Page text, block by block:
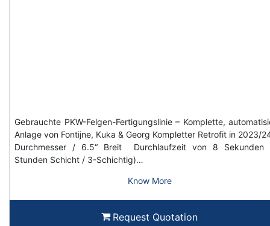
Gebrauchte PKW-Felgen-Fertigungslinie – Komplette,
Anlage von Fontijne, Kuka & Georg Kompletter Retrofit in 2023/
Durchmesser / 6.5“ Breit Durchlaufzeit von 8 Sekunden
Stunden Schicht / 3-Schichtig)…
Know More
Request Quotation